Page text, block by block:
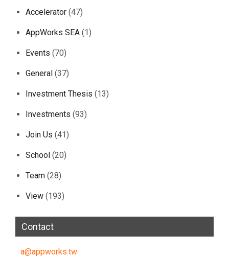
Accelerator (47)
AppWorks SEA (1)
Events (70)
General (37)
Investment Thesis (13)
Investments (93)
Join Us (41)
School (20)
Team (28)
View (193)
Contact
a@appworks.tw